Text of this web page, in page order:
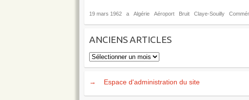
19 mars 1962 a Algérie Aéroport Bruit Claye-Souilly
ANCIENS ARTICLES
Anciens
articles
→
Espace d'administration du site